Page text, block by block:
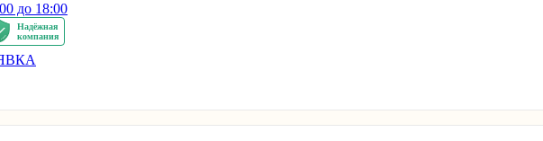
до 18:00
Надёжная
компания